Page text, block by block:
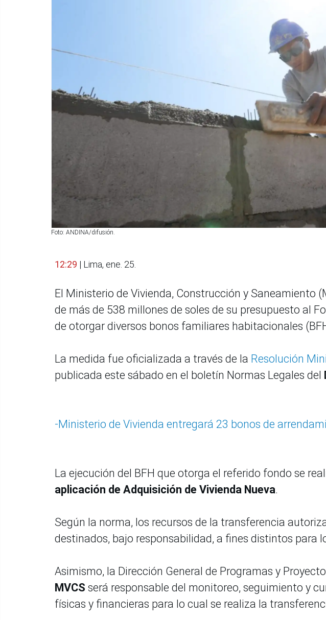
Foto: ANDINA/difusión.
12:29 | Lima, ene. 25.
El Ministerio de Vivienda, Construcción y Saneamiento
de más de 538 millones de soles de su presupuesto al
de otorgar diversos bonos familiares habitacionales
La medida fue oficializada a través de la Resolución
publicada este sábado en el boletín Normas Legales del
-Ministerio de Vivienda entregará 23 bonos de
La ejecución del BFH que otorga el referido fondo se
aplicación de Adquisición de Vivienda Nueva.
Según la norma, los recursos de la transferencia
destinados, bajo responsabilidad, a fines distintos para
Asimismo, la Dirección General de Programas y
MVCS será responsable del monitoreo, seguimiento y
físicas y financieras para lo cual se realiza la